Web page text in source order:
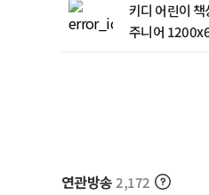
키디 어린이
주니어
연관방송 2,172